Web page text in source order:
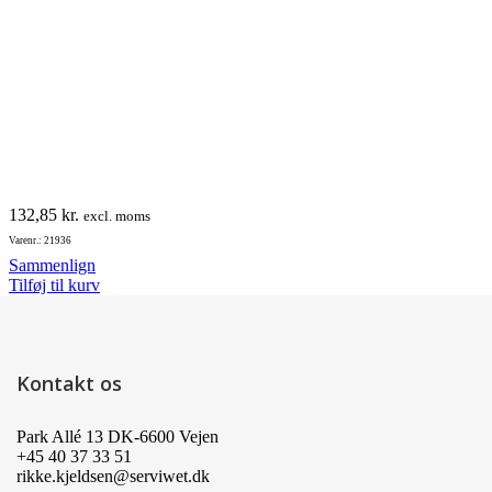
132,85 kr. excl. moms
Varenr.: 21936
Sammenlign
Tilføj til kurv
Kontakt os
Park Allé 13 DK-6600 Vejen
+45 40 37 33 51
rikke.kjeldsen@serviwet.dk